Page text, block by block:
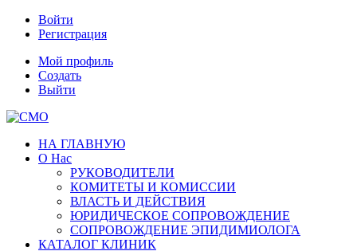
Войти
Регистрация
Мой профиль
Создать
Выйти
НА ГЛАВНУЮ
О Нас
РУКОВОДИТЕЛИ
КОМИТЕТЫ И КОМИССИИ
ВЛАСТЬ И ДЕЙСТВИЯ
ЮРИДИЧЕСКОЕ СОПРОВОЖДЕНИЕ
СОПРОВОЖДЕНИЕ ЭПИДИМИОЛОГА
КАТАЛОГ КЛИНИК